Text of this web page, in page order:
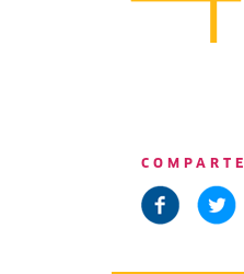
COMPARTE